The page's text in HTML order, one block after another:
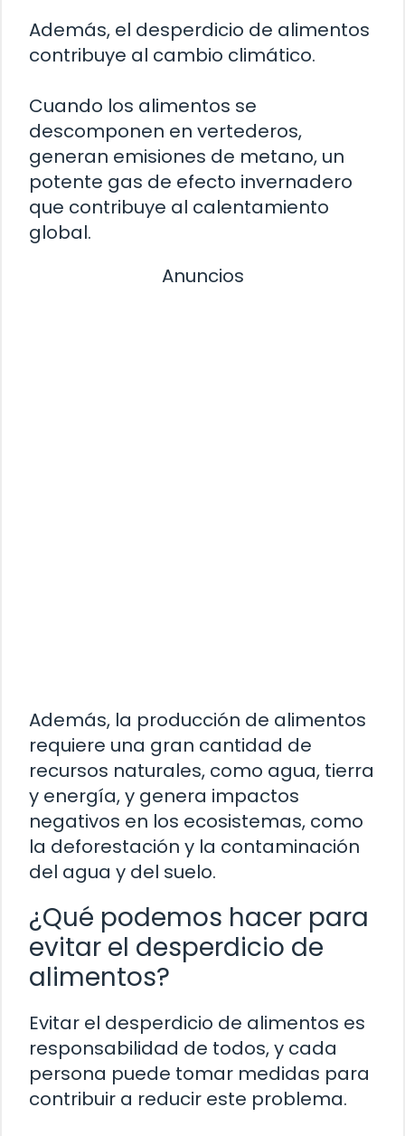
Además, el desperdicio de alimentos
contribuye al cambio climático.
Cuando los alimentos se
descomponen en vertederos,
generan emisiones de metano, un
potente gas de efecto invernadero
que contribuye al calentamiento
global.
Anuncios
Además, la producción de alimentos
requiere una gran cantidad de
recursos naturales, como agua, tierra
y energía, y genera impactos
negativos en los ecosistemas, como
la deforestación y la contaminación
del agua y del suelo.
¿Qué podemos hacer para
evitar el desperdicio de
alimentos?
Evitar el desperdicio de alimentos es
responsabilidad de todos, y cada
persona puede tomar medidas para
contribuir a reducir este problema.